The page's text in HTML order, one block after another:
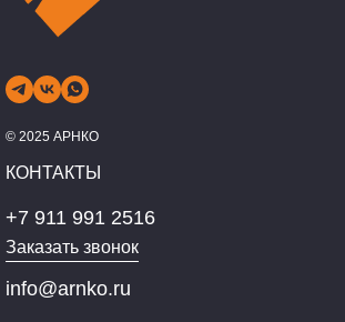
© 2025 АРНКО
КОНТАКТЫ
+7 911 991 2516
Заказать звонок
info@arnko.ru